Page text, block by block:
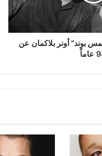
بوند" أونر بلاكمان عن